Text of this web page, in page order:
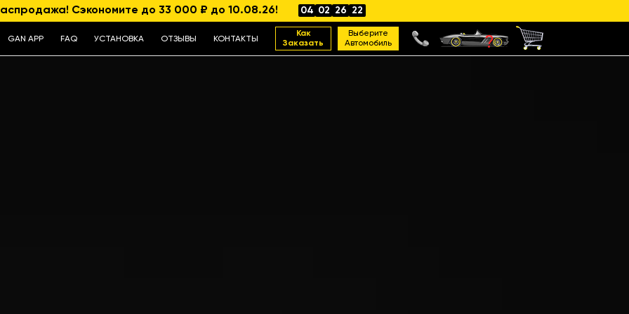
Сэкономите до 33 000 ₽ до 10.08.26! 04 02 26 21
GAN APP FAQ УСТАНОВКА ОТЗЫВЫ КОНТАКТЫ
Как
Заказать
Выберите
Автомобиль